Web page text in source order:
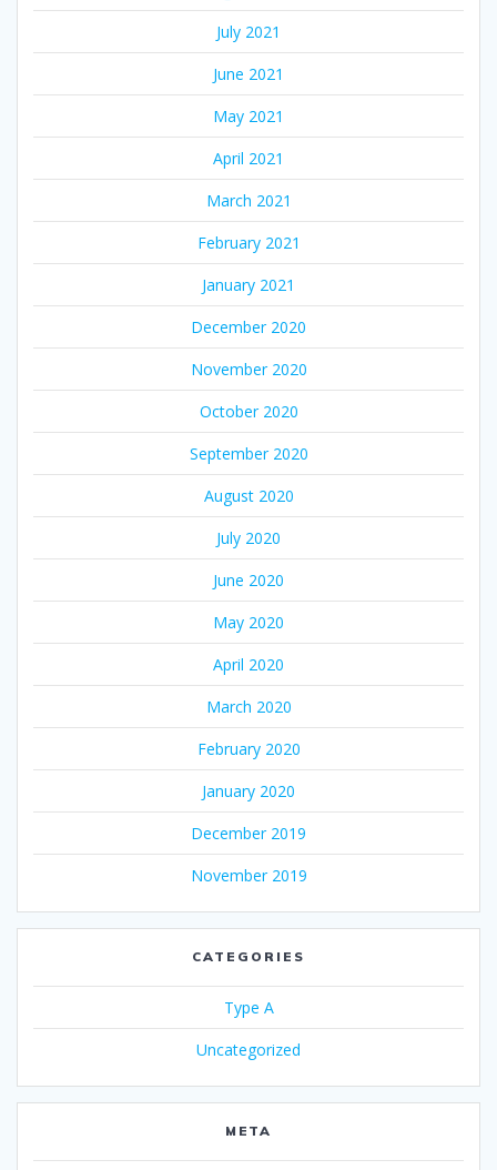
July 2021
June 2021
May 2021
April 2021
March 2021
February 2021
January 2021
December 2020
November 2020
October 2020
September 2020
August 2020
July 2020
June 2020
May 2020
April 2020
March 2020
February 2020
January 2020
December 2019
November 2019
CATEGORIES
Type A
Uncategorized
META